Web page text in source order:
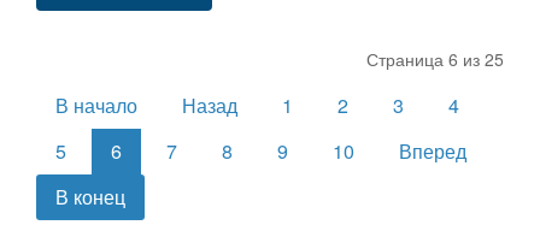
Страница 6 из 25
В начало Назад 1 2 3
4
5
6 7 8 9 10
Вперед
В конец